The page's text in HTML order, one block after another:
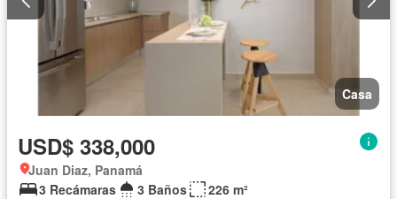
Casa
USD$ 338,000
Juan Diaz, Panamá
3 Recámaras
3 Baños
226 m²